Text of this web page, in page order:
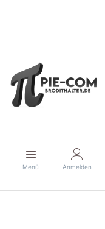
Menü Anmelden